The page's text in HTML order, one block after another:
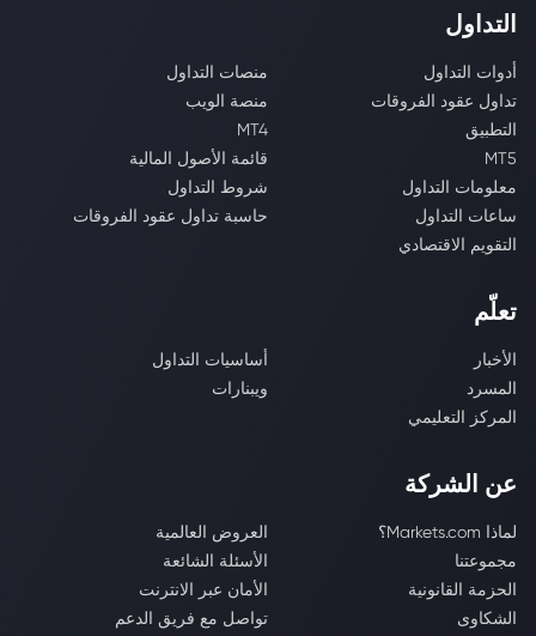
التداول
أدوات التداول
منصات التداول
تداول عقود الفروقات
منصة الويب
التطبيق
MT4
MT5
قائمة الأصول المالية
معلومات التداول
شروط التداول
ساعات التداول
حاسبة تداول عقود الفروقات
التقويم الاقتصادي
تعلّم
الأخبار
أساسيات التداول
المسرد
ويبنارات
المركز التعليمي
عن الشركة
لماذا Markets.com؟
العروض العالمية
مجموعتنا
الأسئلة الشائعة
الحزمة القانونية
الأمان عبر الانترنت
الشكاوى
تواصل مع فريق الدعم